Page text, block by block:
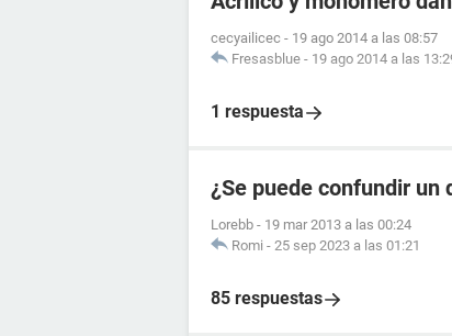
cecyailicec - 19 ago 2014 a las 08:57
Fresasblue - 19 ago 2014 a las
1 respuesta
¿Se puede confundir un
Lorebb - 19 mar 2013 a las 00:24
Romi - 25 sep 2023 a las 01:21
85 respuestas